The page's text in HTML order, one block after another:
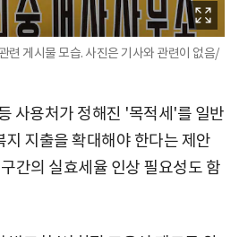
련 게시물 모습. 사진은 기사와 관련이 없음/
사용처가 정해진 '목적세'를 일반
지출을 확대해야 한다는 제안
간의 실효세율 인상 필요성도 함